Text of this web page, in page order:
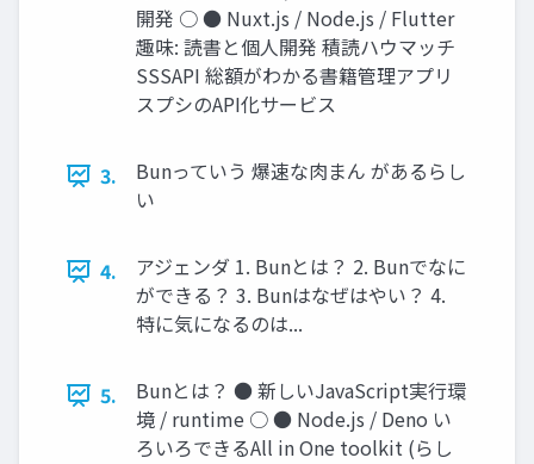
開発 ○ ● Nuxt.js / Node.js / Flutter
趣味: 読書と個人開発 積読ハウマッチ
SSSAPI 総額がわかる書籍管理アプリ
スプシのAPI化サービス
3.
Bunっていう 爆速な肉まん があるらし
い
4.
アジェンダ 1. Bunとは？ 2. Bunでなに
ができる？ 3. Bunはなぜはやい？ 4.
特に気になるのは...
5.
Bunとは？ ● 新しいJavaScript実行環
境 / runtime ○ ● Node.js / Deno い
ろいろできるAll in One toolkit (らし